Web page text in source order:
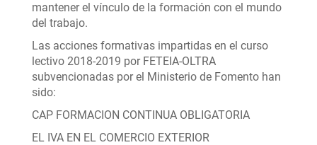
mantener el vínculo de la formación con el mundo
del trabajo.
Las acciones formativas impartidas en el curso
lectivo 2018-2019 por FETEIA-OLTRA
subvencionadas por el Ministerio de Fomento han
sido:
CAP FORMACION CONTINUA OBLIGATORIA
EL IVA EN EL COMERCIO EXTERIOR